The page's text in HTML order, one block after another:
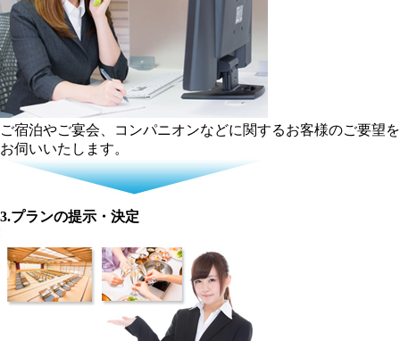
ご宿泊やご宴会、コンパニオンなどに関するお客様のご要望を
お伺いいたします。
3.プランの提示・決定